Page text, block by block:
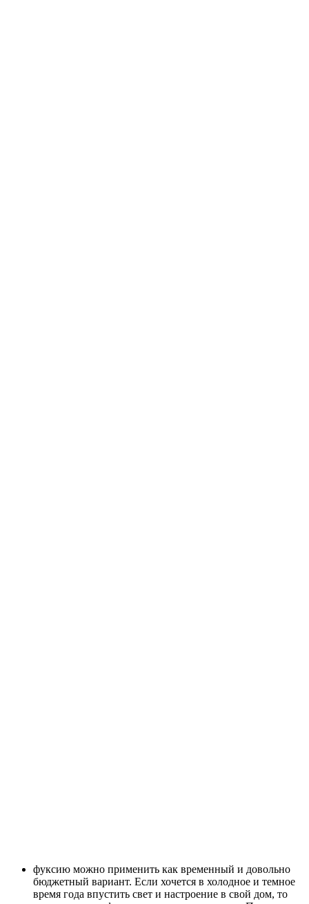
фуксию можно применить как временный и довольно
бюджетный вариант. Если хочется в холодное и темное
время года впустить свет и настроение в свой дом, то